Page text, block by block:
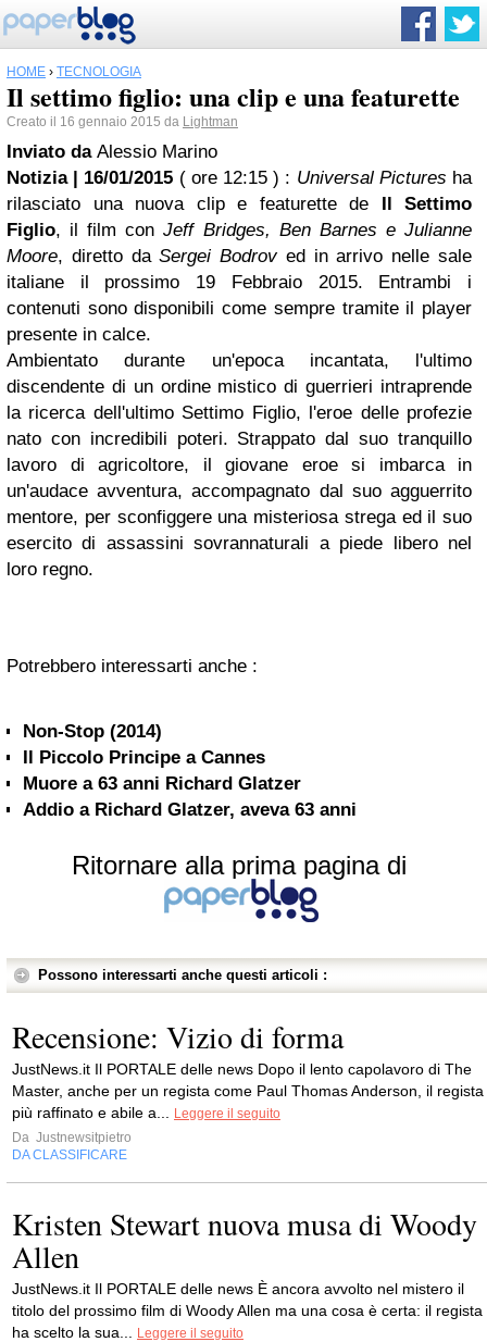
HOME › TECNOLOGIA
Il settimo figlio: una clip e una featurette
Creato il 16 gennaio 2015 da Lightman
Inviato da Alessio Marino
Notizia | 16/01/2015 ( ore 12:15 ) : Universal Pictures ha
rilasciato una nuova clip e featurette de Il Settimo
Figlio, il film conJeff Bridges, Ben Barnes e Julianne
Moore, diretto daSergei Bodrov ed in arrivo nelle sale
italiane il prossimo 19 Febbraio 2015. Entrambi i
contenuti sono disponibili come sempre tramite il player
presente in calce.
Ambientato durante un'epoca incantata, l'ultimo
discendente di un ordine mistico di guerrieri intraprende
la ricerca dell'ultimo Settimo Figlio, l'eroe delle profezie
nato con incredibili poteri. Strappato dal suo tranquillo
lavoro di agricoltore, il giovane eroe si imbarca in
un'audace avventura, accompagnato dal suo agguerrito
mentore, per sconfiggere una misteriosa strega ed il suo
esercito di assassini sovrannaturali a piede libero nel
loro regno.
Potrebbero interessarti anche :
Non-Stop (2014)
Il Piccolo Principe a Cannes
Muore a 63 anni Richard Glatzer
Addio a Richard Glatzer, aveva 63 anni
Ritornare alla prima pagina di
Possono interessarti anche questi articoli :
Recensione: Vizio di forma
JustNews.it Il PORTALE delle news Dopo il lento capolavoro di The
Master, anche per un regista come Paul Thomas Anderson, il regista
più raffinato e abile a...
Leggere il seguito
Da Justnewsitpietro
DA CLASSIFICARE
Kristen Stewart nuova musa di Woody
Allen
JustNews.it Il PORTALE delle news È ancora avvolto nel mistero il
titolo del prossimo film di Woody Allen ma una cosa è certa: il regista
ha scelto la sua...
Leggere il seguito